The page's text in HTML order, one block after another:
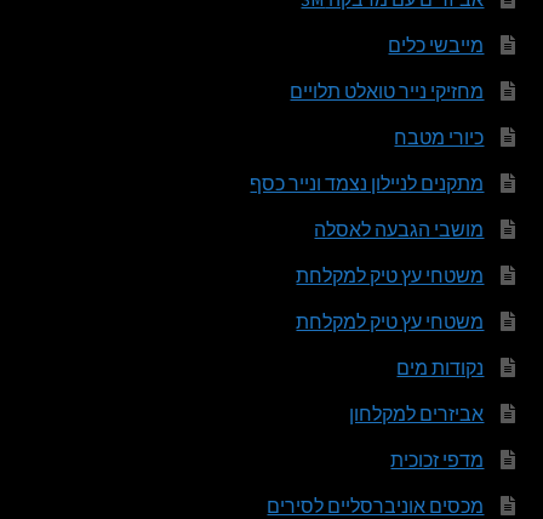
מייבשי כלים
מחזיקי נייר טואלט תלויים
כיורי מטבח
מתקנים לניילון נצמד ונייר כסף
מושבי הגבעה לאסלה
משטחי עץ טיק למקלחת
משטחי עץ טיק למקלחת
נקודות מים
אביזרים למקלחון
מדפי זכוכית
מכסים אוניברסליים לסירים